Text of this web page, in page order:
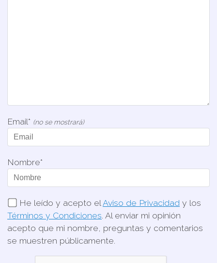
Email* (no se mostrará)
Nombre*
He leído y acepto el Aviso de Privacidad y los
Términos y Condiciones. Al enviar mi opinión
acepto que mi nombre, preguntas y comentarios
se muestren públicamente.